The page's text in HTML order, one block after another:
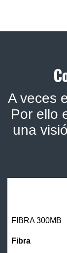
A veces
Por ello
una
FIBRA 300MB